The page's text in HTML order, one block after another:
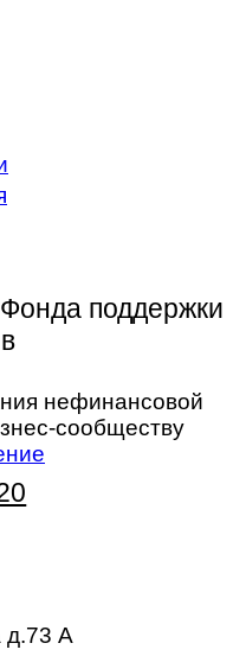
поддержки
нефинансовой
сообществу
д.73 A